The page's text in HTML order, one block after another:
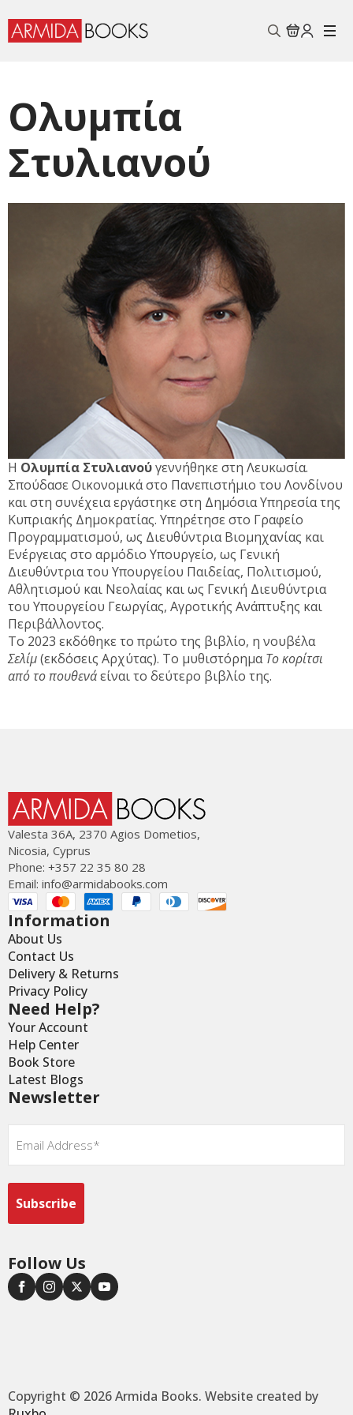
Ολυμπία
Στυλιανού
Η Ολυμπία Στυλιανούγεννήθηκε στη Λευκωσία.
Σπούδασε Οικονομικά στο Πανεπιστήμιο του Λονδίνου
και στη συνέχεια εργάστηκε στη Δημόσια Υπηρεσία της
Κυπριακής Δημοκρατίας. Υπηρέτησε στο Γραφείο
Προγραμματισμού, ως Διευθύντρια Βιομηχανίας και
Ενέργειας στο αρμόδιο Υπουργείο, ως Γενική
Διευθύντρια του Υπουργείου Παιδείας, Πολιτισμού,
Αθλητισμού και Νεολαίας και ως Γενική Διευθύντρια
του Υπουργείου Γεωργίας, Αγροτικής Ανάπτυξης και
Περιβάλλοντος.
Το 2023 εκδόθηκε το πρώτο της βιβλίο, η νουβέλα
Σελίμ(εκδόσεις Αρχύτας). Το μυθιστόρημαΤο κορίτσι
από το πουθενάείναι το δεύτερο βιβλίο της.
Valesta 36Α, 2370 Agios Dometios,
Nicosia, Cyprus
Phone: +357 22 35 80 28
Email: info@armidabooks.com
Information
About Us
Contact Us
Delivery & Returns
Privacy Policy
Need Help?
Your Account
Help Center
Book Store
Latest Blogs
Newsletter
Email
Follow Us
Copyright © 2026 Armida Books. Website created by